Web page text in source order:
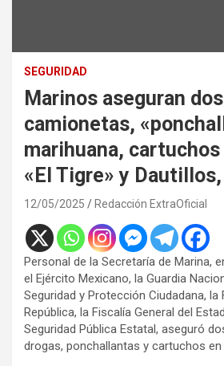
SEGURIDAD
Marinos aseguran dos
camionetas,
marihuana,
«El Tigre» y
12/05/2025 Redacción ExtraOficial
Personal de la Secretaría de Marina,
el Ejército Mexicano, la Guardia
Seguridad y Protección Ciudadana, la
República, la Fiscalía General del
Seguridad Pública Estatal, aseguró
drogas, ponchallantas y cartuchos en